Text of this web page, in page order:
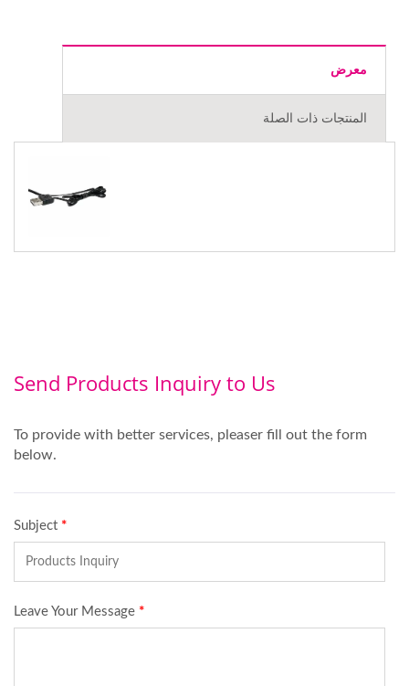
معرض
المنتجات ذات الصلة